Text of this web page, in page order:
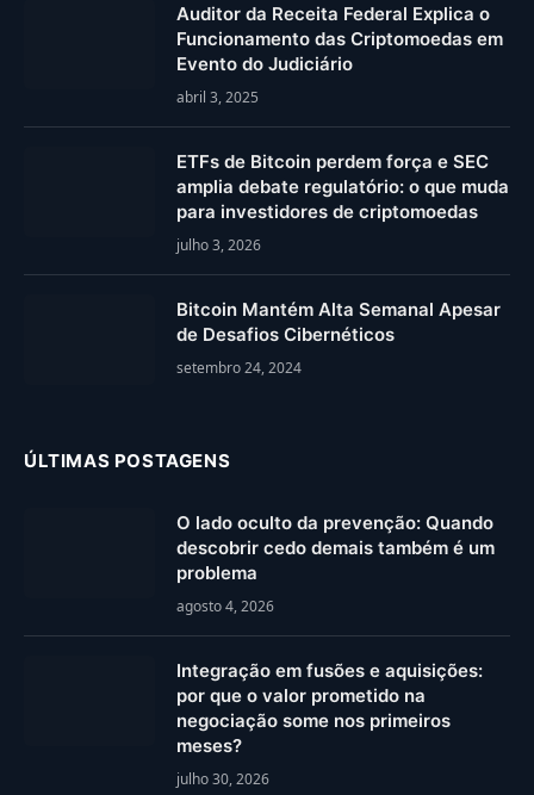
Auditor da Receita Federal Explica o
Funcionamento das Criptomoedas em
Evento do Judiciário
abril 3, 2025
ETFs de Bitcoin perdem força e SEC
amplia debate regulatório: o que muda
para investidores de criptomoedas
julho 3, 2026
Bitcoin Mantém Alta Semanal Apesar
de Desafios Cibernéticos
setembro 24, 2024
ÚLTIMAS POSTAGENS
O lado oculto da prevenção: Quando
descobrir cedo demais também é um
problema
agosto 4, 2026
Integração em fusões e aquisições:
por que o valor prometido na
negociação some nos primeiros
meses?
julho 30, 2026